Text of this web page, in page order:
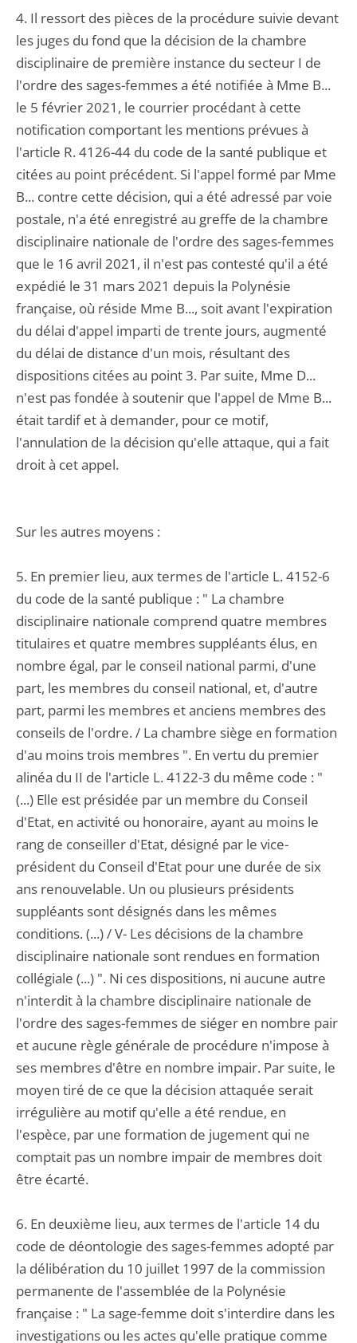
4. Il ressort des pièces de la procédure suivie devant
les juges du fond que la décision de la chambre
disciplinaire de première instance du secteur I de
l'ordre des sages-femmes a été notifiée à Mme B...
le 5 février 2021, le courrier procédant à cette
notification comportant les mentions prévues à
l'article R. 4126-44 du code de la santé publique et
citées au point précédent. Si l'appel formé par Mme
B... contre cette décision, qui a été adressé par voie
postale, n'a été enregistré au greffe de la chambre
disciplinaire nationale de l'ordre des sages-femmes
que le 16 avril 2021, il n'est pas contesté qu'il a été
expédié le 31 mars 2021 depuis la Polynésie
française, où réside Mme B..., soit avant l'expiration
du délai d'appel imparti de trente jours, augmenté
du délai de distance d'un mois, résultant des
dispositions citées au point 3. Par suite, Mme D...
n'est pas fondée à soutenir que l'appel de Mme B...
était tardif et à demander, pour ce motif,
l'annulation de la décision qu'elle attaque, qui a fait
droit à cet appel.
Sur les autres moyens :
5. En premier lieu, aux termes de l'article L. 4152-6
du code de la santé publique : " La chambre
disciplinaire nationale comprend quatre membres
titulaires et quatre membres suppléants élus, en
nombre égal, par le conseil national parmi, d'une
part, les membres du conseil national, et, d'autre
part, parmi les membres et anciens membres des
conseils de l'ordre. / La chambre siège en formation
d'au moins trois membres ". En vertu du premier
alinéa du II de l'article L. 4122-3 du même code : "
(...) Elle est présidée par un membre du Conseil
d'Etat, en activité ou honoraire, ayant au moins le
rang de conseiller d'Etat, désigné par le vice-
président du Conseil d'Etat pour une durée de six
ans renouvelable. Un ou plusieurs présidents
suppléants sont désignés dans les mêmes
conditions. (...) / V- Les décisions de la chambre
disciplinaire nationale sont rendues en formation
collégiale (...) ". Ni ces dispositions, ni aucune autre
n'interdit à la chambre disciplinaire nationale de
l'ordre des sages-femmes de siéger en nombre pair
et aucune règle générale de procédure n'impose à
ses membres d'être en nombre impair. Par suite, le
moyen tiré de ce que la décision attaquée serait
irrégulière au motif qu'elle a été rendue, en
l'espèce, par une formation de jugement qui ne
comptait pas un nombre impair de membres doit
être écarté.
6. En deuxième lieu, aux termes de l'article 14 du
code de déontologie des sages-femmes adopté par
la délibération du 10 juillet 1997 de la commission
permanente de l'assemblée de la Polynésie
française : " La sage-femme doit s'interdire dans les
investigations ou les actes qu'elle pratique comme